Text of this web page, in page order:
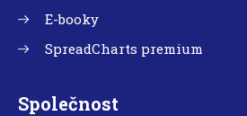
E-booky
SpreadCharts premium
Společnost